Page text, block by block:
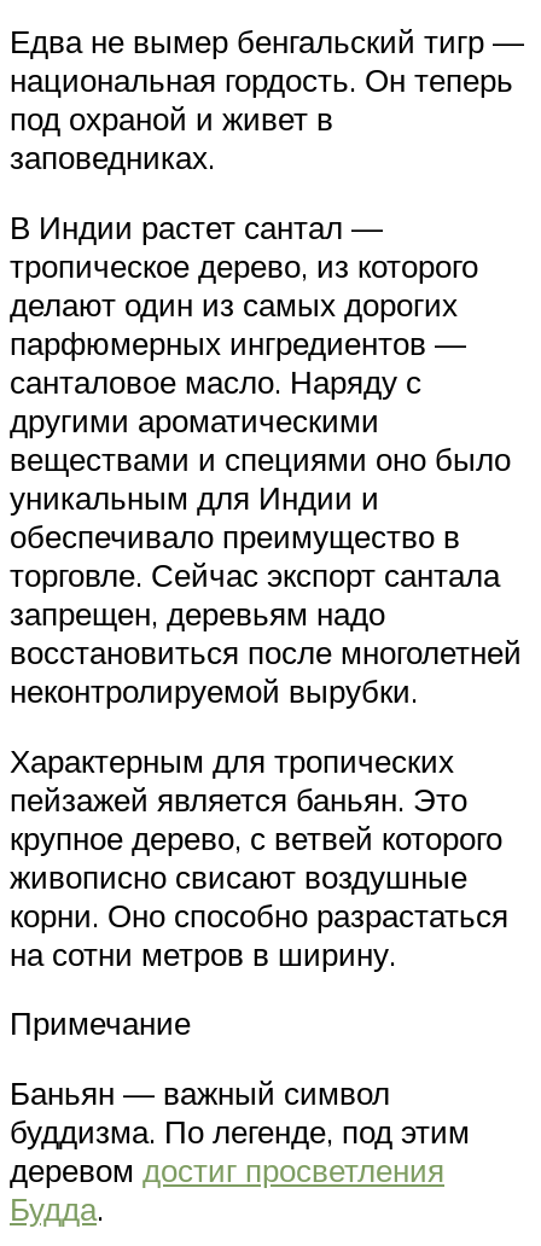
Едва не вымер бенгальский тигр —
национальная гордость. Он теперь
под охраной и живет в
заповедниках.
В Индии растет сантал —
тропическое дерево, из которого
делают один из самых дорогих
парфюмерных ингредиентов —
санталовое масло. Наряду с
другими ароматическими
веществами и специями оно было
уникальным для Индии и
обеспечивало преимущество в
торговле. Сейчас экспорт сантала
запрещен, деревьям надо
восстановиться после многолетней
неконтролируемой вырубки.
Характерным для тропических
пейзажей является баньян. Это
крупное дерево, с ветвей которого
живописно свисают воздушные
корни. Оно способно разрастаться
на сотни метров в ширину.
Примечание
Баньян — важный символ
буддизма. По легенде, под этим
деревом достиг просветления
Будда.